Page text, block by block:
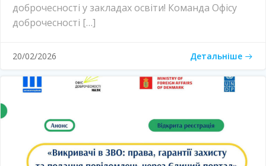
доброчесності у закладах освіти! Команда Офісу
доброчесності […]
20/02/2026 Детальніше